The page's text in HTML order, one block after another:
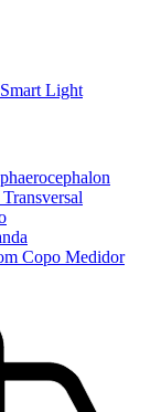
Light
Copo Medidor